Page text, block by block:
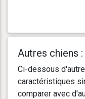
Autres chiens :
Ci-dessous
caractéristiques
comparer avec